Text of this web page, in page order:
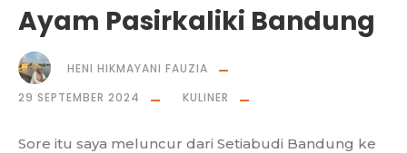
Ayam Pasirkaliki Bandung
HENI HIKMAYANI FAUZIA
29 SEPTEMBER 2024
KULINER
Sore itu saya meluncur dari Setiabudi Bandung ke